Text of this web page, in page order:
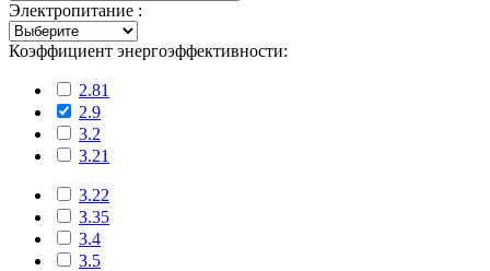
Электропитание :
Коэффициент энергоэффективности:
2.81
2.9
3.2
3.21
3.22
3.35
3.4
3.5